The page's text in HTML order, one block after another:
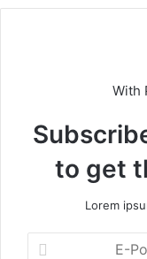
With
to get
Lorem